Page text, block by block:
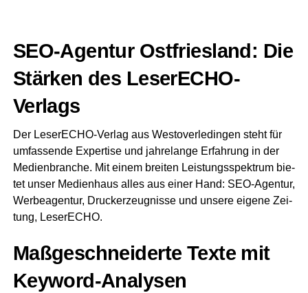
SEO-Agen­tur Ost­fries­land: Die
Stär­ken des LeserECHO-
Verlags
Der Lese­r­ECHO-Ver­lag aus Wes­t­ov­er­le­din­gen steht für
umfas­sen­de Exper­ti­se und jah­re­lan­ge Erfah­rung in der
Medi­en­bran­che. Mit einem brei­ten Leis­tungs­spek­trum bie­
tet unser Medi­en­haus alles aus einer Hand: SEO-Agen­tur,
Wer­be­agen­tur, Druckerzeug­nis­se und unse­re eige­ne Zei­
tung, LeserECHO.
Maß­ge­schnei­der­te Tex­te mit
Keyword-Analysen